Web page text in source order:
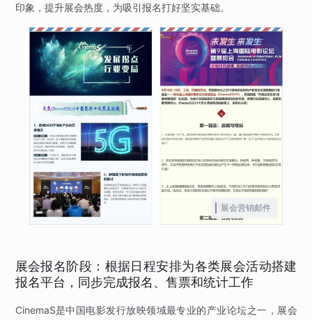
印象，提升展会热度，为吸引报名打好坚实基础。
展会营销邮件
展会报名阶段：根据日程安排为各类展会活动搭建
报名平台，同步完成报名、售票和统计工作
CinemaS是中国电影发行放映领域最专业的产业论坛之一，展会